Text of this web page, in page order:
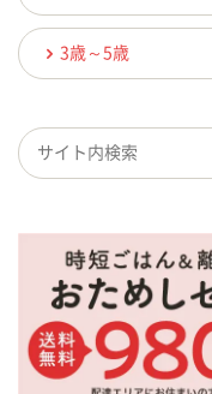
3歳～5歳
検索キーワード入力